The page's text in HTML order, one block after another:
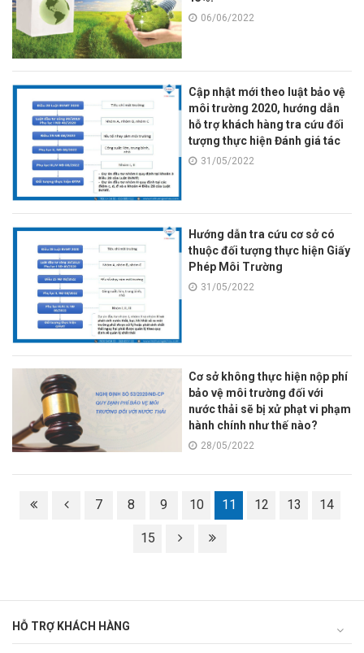
06/06/2022
Cập nhật mới theo luật bảo vệ
môi trường 2020, hướng dẫn
hỗ trợ khách hàng tra cứu đối
tượng thực hiện Đánh giá tác
động môi trường
31/05/2022
Hướng dẫn tra cứu cơ sở có
thuộc đối tượng thực hiện Giấy
Phép Môi Trường
31/05/2022
Cơ sở không thực hiện nộp phí
bảo vệ môi trường đối với
nước thải sẽ bị xử phạt vi phạm
hành chính như thế nào?
28/05/2022
7 8 9 10 11 12 13 14
15
HỖ TRỢ KHÁCH HÀNG